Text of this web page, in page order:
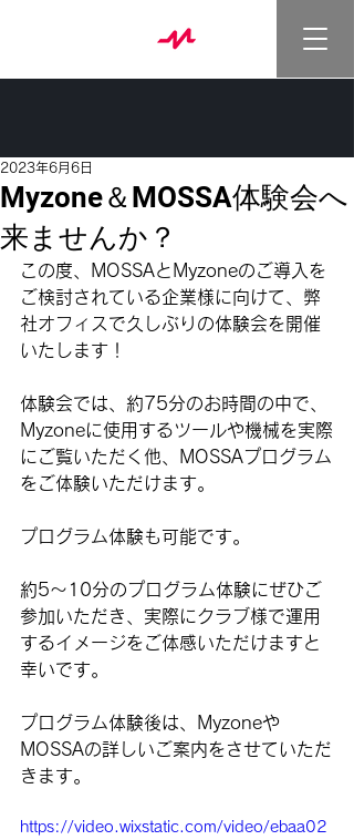
Myzone＆MOSSA体験会へ
来ませんか？
2023年6月6日
この度、MOSSAとMyzoneのご導入を
ご検討されている企業様に向けて、弊
社オフィスで久しぶりの体験会を開催
いたします！
体験会では、約75分のお時間の中で、
Myzoneに使用するツールや機械を実際
にご覧いただく他、MOSSAプログラム
をご体験いただけます。
プログラム体験も可能です。
約5〜10分のプログラム体験にぜひご
参加いただき、実際にクラブ様で運用
するイメージをご体感いただけますと
幸いです。
プログラム体験後は、Myzoneや
MOSSAの詳しいご案内をさせていただ
きます。
https://video.wixstatic.com/video/ebaa02